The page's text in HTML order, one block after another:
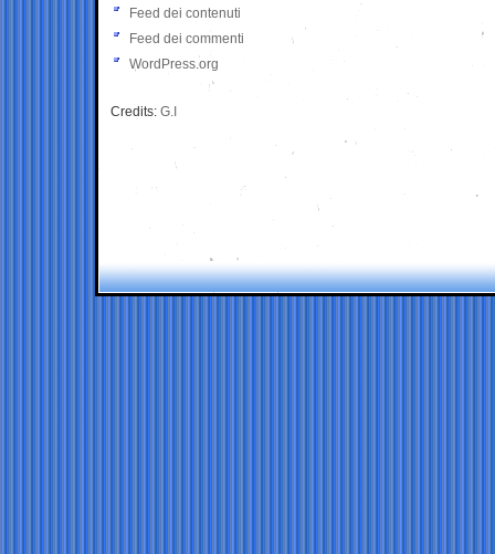
Feed dei contenuti
Feed dei commenti
WordPress.org
Credits: G.I